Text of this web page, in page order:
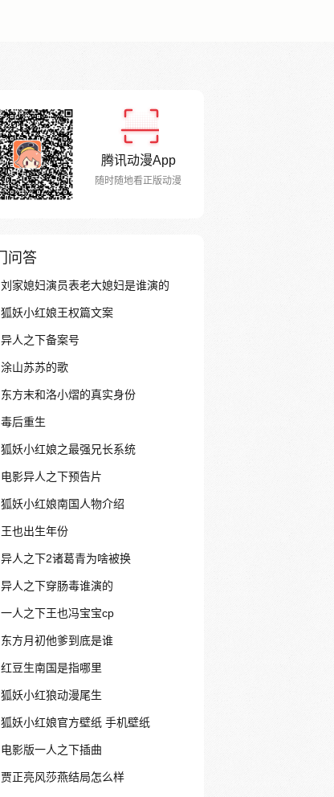
腾讯动漫App
随时随地看正版动漫
问答
刘家媳妇演员表老大媳妇是谁演的
狐妖小红娘王权篇文案
异人之下备案号
涂山苏苏的歌
东方末和洛小熠的真实身份
毒后重生
狐妖小红娘之最强兄长系统
电影异人之下预告片
狐妖小红娘南国人物介绍
王也出生年份
异人之下2诸葛青为啥被换
异人之下穿肠毒谁演的
一人之下王也冯宝宝cp
东方月初他爹到底是谁
红豆生南国是指哪里
狐妖小红狼动漫尾生
狐妖小红娘官方壁纸 手机壁纸
电影版一人之下插曲
贾正亮风莎燕结局怎么样